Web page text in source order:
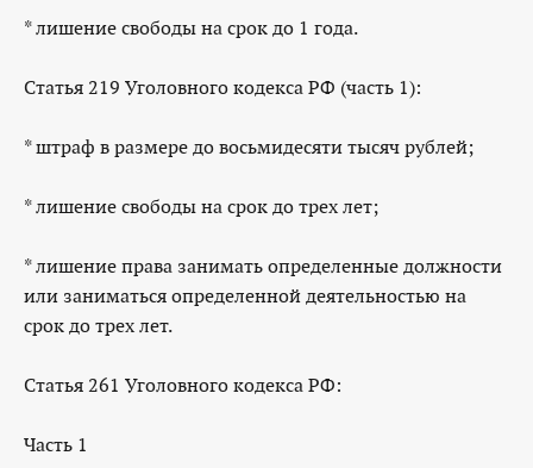
* лишение свободы на срок до 1 года.
Статья 219 Уголовного кодекса РФ (часть 1):
* штраф в размере до восьмидесяти тысяч рублей;
* лишение свободы на срок до трех лет;
* лишение права занимать определенные должности
или заниматься определенной деятельностью на
срок до трех лет.
Статья 261 Уголовного кодекса РФ:
Часть 1